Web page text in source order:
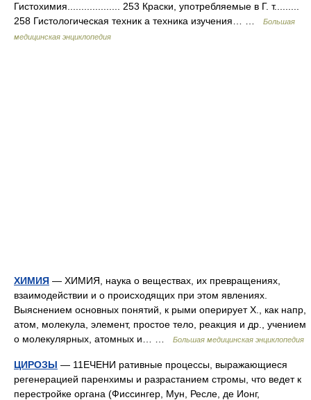
Гистохимия................... 253 Краски, употребляемые в Г. т.........
258 Гистологическая техник а техника изучения… …
Большая
медицинская энциклопедия
ХИМИЯ — ХИМИЯ, наука о веществах, их превращениях,
взаимодействии и о происходящих при этом явлениях.
Выяснением основных понятий, к рыми оперирует X., как напр,
атом, молекула, элемент, простое тело, реакция и др., учением
о молекулярных, атомных и… …
Большая медицинская энциклопедия
ЦИРОЗЫ — 11ЕЧЕНИ ративные процессы, выражающиеся
регенерацией паренхимы и разрастанием стромы, что ведет к
перестройке органа (Фиссингер, Мун, Ресле, де Ионг,